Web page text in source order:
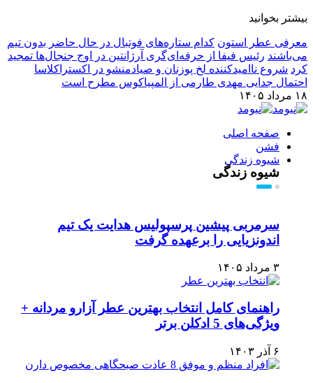
بیشتر بخوانید
معرفی عطر استون کدام ستاره‌های فوتبال در حال حاضر بدون تیم
می‌باشند رئیس فیفا از حرفه‌ای‌گری آرژانتین در اوج جنجال‌ها تمجید
کرد شروع ناامیدکننده لخ پوزنان و صیادمنشو در اکستراکلاسا
احتمال جدایی مهدی طارمی از المپیاکوس مطرح است
۱۸ مرداد ۱۴۰۵
صفحه اصلی
فشن
شیوه زندگی
شیوه زندگی
سرمربی پیشین پرسپولیس هدایت یک تیم
اندونزیایی را برعهده گرفت
۳ مرداد ۱۴۰۵
راهنمای کامل انتخاب بهترین عطر آزارو مردانه +
ویژگی‌های 5 ادکلن برتر
۶ آذر ۱۴۰۳